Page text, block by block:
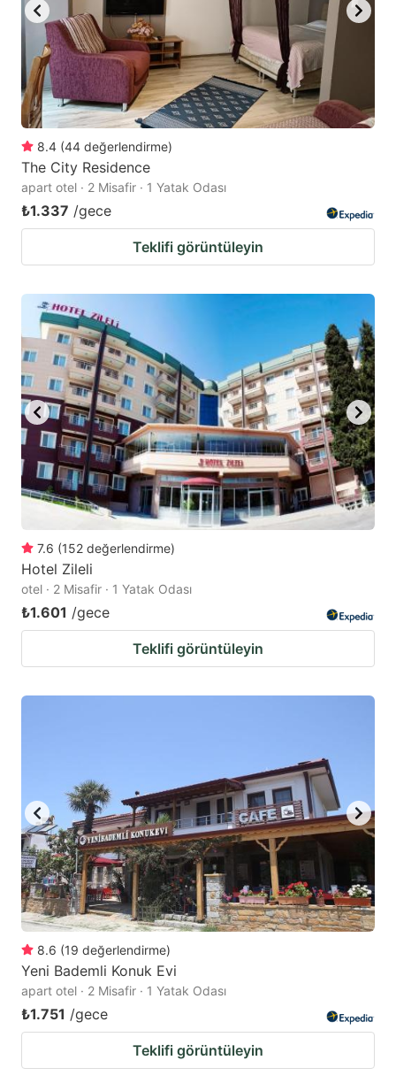
8.4 (44 değerlendirme)
The City Residence
apart otel · 2 Misafir · 1 Yatak Odası
₺1.337 /gece
Teklifi görüntüleyin
7.6 (152 değerlendirme)
Hotel Zileli
otel · 2 Misafir · 1 Yatak Odası
₺1.601 /gece
Teklifi görüntüleyin
8.6 (19 değerlendirme)
Yeni Bademli Konuk Evi
apart otel · 2 Misafir · 1 Yatak Odası
₺1.751 /gece
Teklifi görüntüleyin